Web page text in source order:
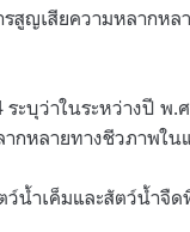
สูญเสียความหลากห
บุว่าในระหว่างปี พ.
หลายทางชีวภาพใน
ำเค็มและสัตว์น้ำจืด